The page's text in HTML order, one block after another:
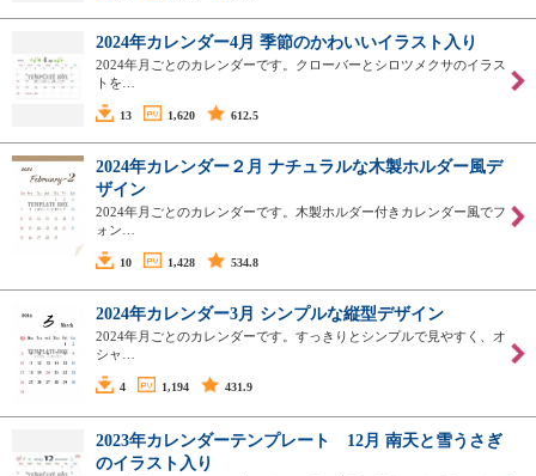
2024年カレンダー4月 季節のかわいいイラスト入り
2024年月ごとのカレンダーです。クローバーとシロツメクサのイラス
トを…
13 1,620 612.5
2024年カレンダー２月 ナチュラルな木製ホルダー風デ
ザイン
2024年月ごとのカレンダーです。木製ホルダー付きカレンダー風でフ
ォン…
10 1,428 534.8
2024年カレンダー3月 シンプルな縦型デザイン
2024年月ごとのカレンダーです。すっきりとシンプルで見やすく、オ
シャ…
4 1,194 431.9
2023年カレンダーテンプレート 12月 南天と雪うさぎ
のイラスト入り